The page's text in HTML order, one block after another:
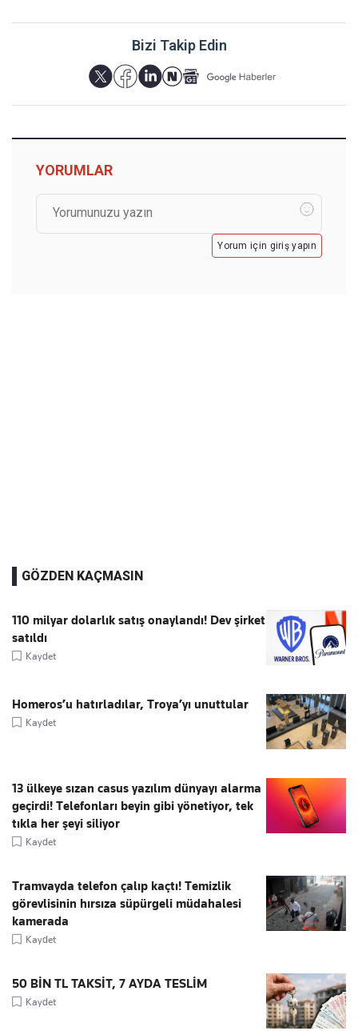
Bizi Takip Edin
YORUMLAR
Yorum için giriş yapın
GÖZDEN KAÇMASIN
110 milyar dolarlık satış onaylandı! Dev şirket
satıldı
Kaydet
Homeros’u hatırladılar, Troya’yı unuttular
Kaydet
13 ülkeye sızan casus yazılım dünyayı alarma
geçirdi! Telefonları beyin gibi yönetiyor, tek
tıkla her şeyi siliyor
Kaydet
Tramvayda telefon çalıp kaçtı! Temizlik
görevlisinin hırsıza süpürgeli müdahalesi
kamerada
Kaydet
50 BİN TL TAKSİT, 7 AYDA TESLİM
Kaydet